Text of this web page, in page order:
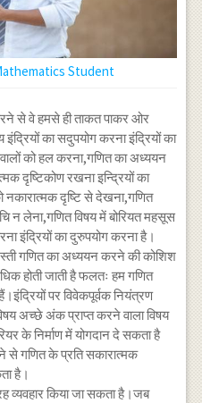
Student
से वे हमसे ही ताकत पाकर ओर
का सदुपयोग करना इंद्रियों का
को हल करना,गणित का अध्ययन
दृष्टिकोण रखना इन्द्रियों का
नकारात्मक दृष्टि से देखना,गणित
न लेना,गणित विषय में बोरियत महसूस
इंद्रियों का दुरुपयोग करना है।
गणित का अध्ययन करने की कोशिश
होती जाती है फलतः हम गणित
पर विवेकपूर्वक नियंत्रण
अच्छे अंक प्राप्त करने वाला विषय
के निर्माण में योगदान दे सकता है
से गणित के प्रति सकारात्मक
है।
व्यवहार किया जा सकता है।जब